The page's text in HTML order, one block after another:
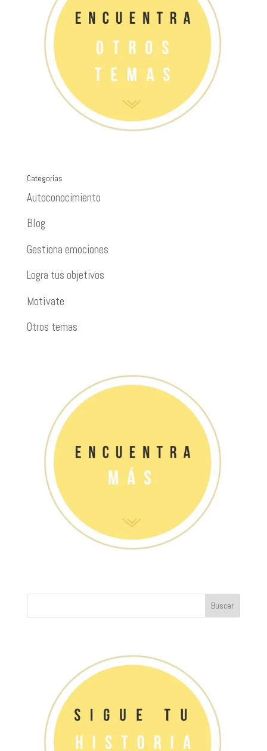
Categorías
Autoconocimiento
Blog
Gestiona emociones
Logra tus objetivos
Motívate
Otros temas